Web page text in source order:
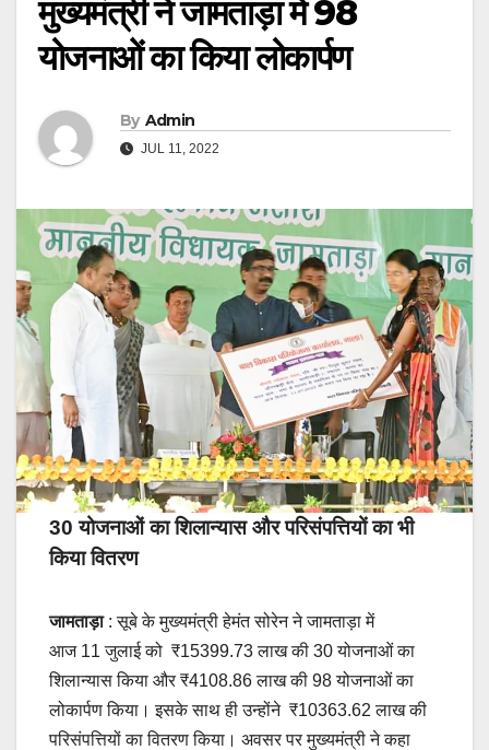
मुख्यमंत्री ने जामताड़ा में 98
योजनाओं का किया लोकार्पण
By Admin
JUL 11, 2022
30 योजनाओं का शिलान्यास और परिसंपत्तियों का भी
किया वितरण
जामताड़ा: सूबे के मुख्यमंत्री हेमंत सोरेन ने जामताड़ा में
आज 11 जुलाई को ₹15399.73 लाख की 30 योजनाओं का
शिलान्यास किया और ₹4108.86 लाख की 98 योजनाओं का
लोकार्पण किया। इसके साथ ही उन्होंने ₹10363.62 लाख की
परिसंपत्तियों का वितरण किया। अवसर पर मुख्यमंत्री ने कहा